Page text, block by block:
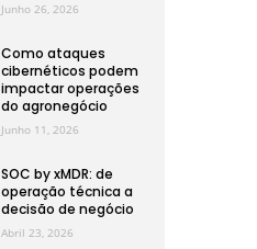
Junho 26, 2026
Como ataques
cibernéticos podem
impactar operações
do agronegócio
Junho 11, 2026
SOC by xMDR: de
operação técnica a
decisão de negócio
Abril 23, 2026